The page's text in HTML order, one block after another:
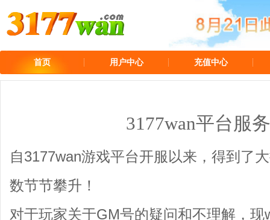
首页 用户中心 充值中心
3177wan平台服
自3177wan游戏平台开服以来，得到了
数节节攀升！
对于玩家关于GM号的疑问和不理解，现